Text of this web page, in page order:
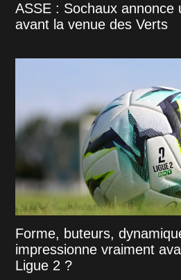
ASSE : Sochaux annonce
avant la venue des Verts
Forme, buteurs,
impressionne vraiment
Ligue 2 ?